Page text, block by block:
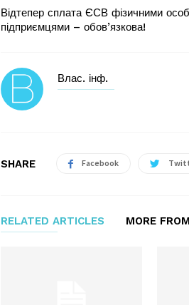
Відтепер сплата ЄСВ фізичними
підприємцями – обов’язкова!
Влас. інф.
SHARE Facebook
RELATED ARTICLES MORE